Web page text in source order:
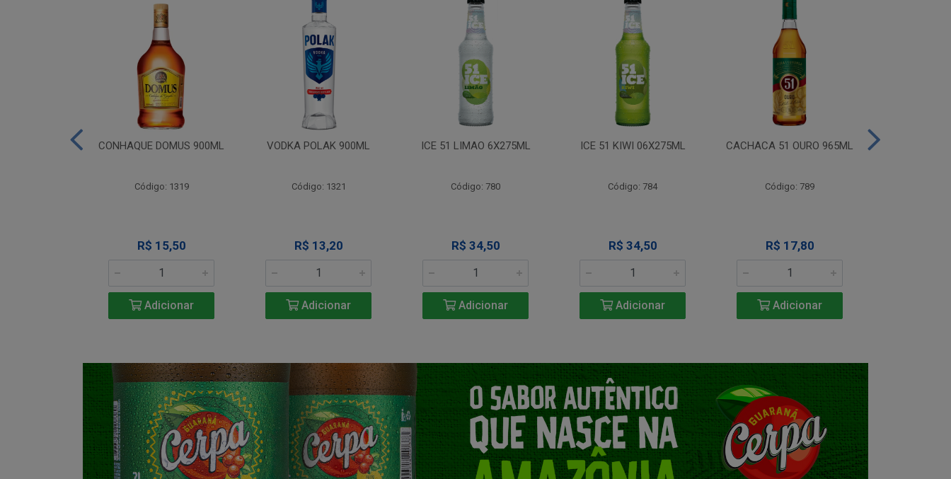
CONHAQUE DOMUS 900ML
Código: 1319
R$ 15,50
Adicionar
VODKA POLAK 900ML
Código: 1321
R$ 13,20
Adicionar
ICE 51 LIMAO 6X275ML
Código: 780
R$ 34,50
Adicionar
ICE 51 KIWI 06X275ML
Código: 784
R$ 34,50
Adicionar
CACHACA 51 OURO 965ML
Código: 789
R$ 17,80
Adicionar